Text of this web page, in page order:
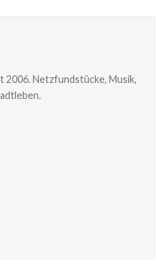
2006. Netzfundstücke, Musik,